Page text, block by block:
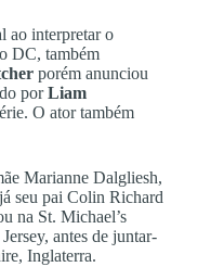
ao interpretar o
DC, também
porém anunciou
porLiam
O ator também
Marianne Dalgliesh,
seu pai Colin Richard
na St. Michael’s
antes de juntar-
Inglaterra.